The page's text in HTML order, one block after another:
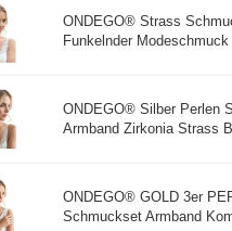
ONDEGO® Strass
Funkelnder
ONDEGO® Silber Perlen
Armband Zirkonia Strass
ONDEGO® GOLD 3er
Schmuckset Armband